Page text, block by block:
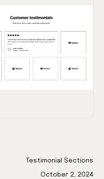
Testimonial Sections
October 2, 2024